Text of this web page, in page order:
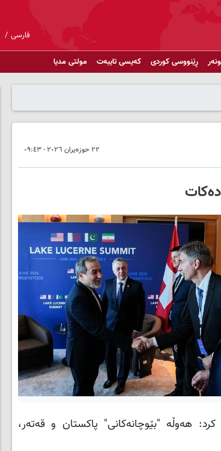
فارسی
ڕێنووسی کوردی کەیسی تایبەت مولتی مدیا
٢٢ حوزەیران ٢٠٢٦ - ٠٩:٤٣
هەوڵە "بێوچانەکانی" پاکستان و قەتەر،